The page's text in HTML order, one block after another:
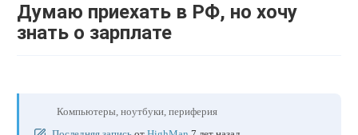
Думаю приехать в РФ, но хочу
знать о зарплате
Компьютеры, ноутбуки, периферия